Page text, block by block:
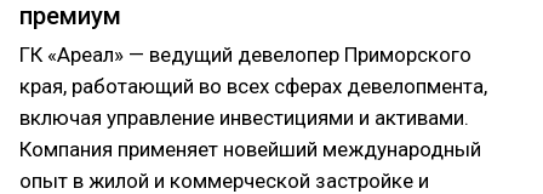
премиум
ГК «Ареал» — ведущий девелопер Приморского
края, работающий во всех сферах девелопмента,
включая управление инвестициями и активами.
Компания применяет новейший международный
опыт в жилой и коммерческой застройке и